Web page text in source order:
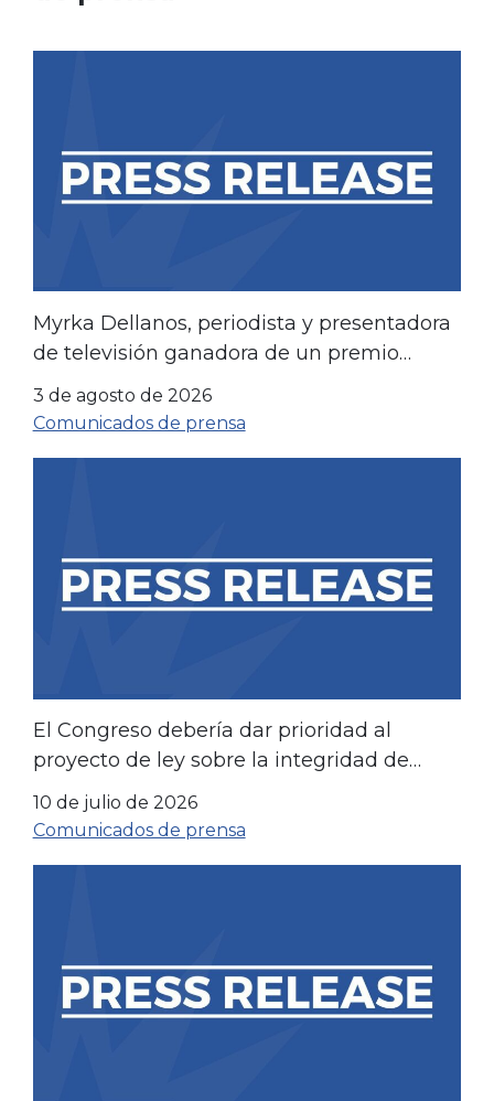
Myrka Dellanos, periodista y presentadora
de televisión ganadora de un premio
Emmy, se asociará con LIBRE para
impulsar las campañas en favor de la
3 de agosto de 2026
Comunicados de prensa
El Congreso debería dar prioridad al
proyecto de ley sobre la integridad de
Medicaid
10 de julio de 2026
Comunicados de prensa